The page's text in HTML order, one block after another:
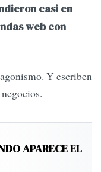
casi en
web con
Y escriben
APARECE EL